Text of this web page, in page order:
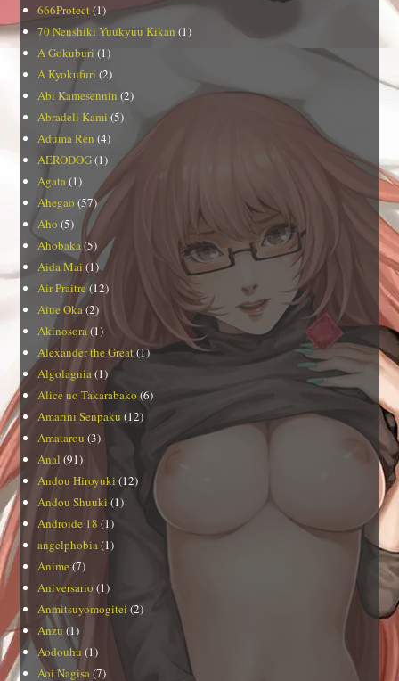
666Protect (1)
70 Nenshiki Yuukyuu Kikan (1)
A Gokuburi (1)
A Kyokufuri (2)
Abi Kamesennin (2)
Abradeli Kami (5)
Aduma Ren (4)
AERODOG(1)
Agata(1)
Ahegao (57)
Aho (5)
Ahobaka(5)
Aida Mai (1)
Air Praitre(12)
Aiue Oka(2)
Akinosora(1)
Alexander the Great(1)
Algolagnia(1)
Alice no Takarabako (6)
Amarini Senpaku (12)
Amatarou (3)
Anal (91)
Andou Hiroyuki (12)
Andou Shuuki (1)
Androide 18 (1)
angelphobia(1)
Anime (7)
Aniversario (1)
Anmitsuyomogitei (2)
Anzu(1)
Aodouhu (1)
Aoi Nagisa(7)